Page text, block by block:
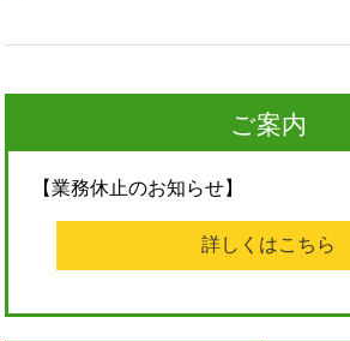
ご案内
【業務休止のお知らせ】
詳しくはこちら